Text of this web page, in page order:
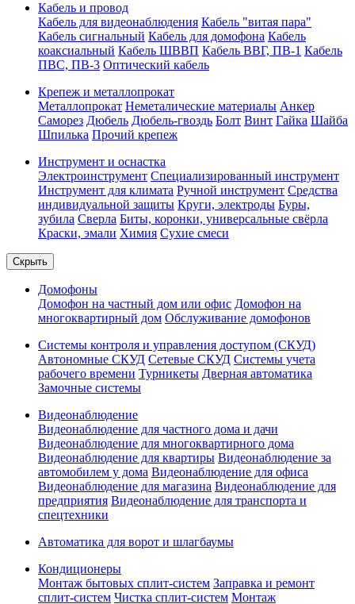
Кабель и провод
Кабель для видеонаблюдения Кабель "витая пара"
Кабель сигнальный Кабель для домофона Кабель
коаксиальный Кабель ШВВП Кабель ВВГ, ПВ-1 Кабель
ПВС, ПВ-3 Оптический кабель
Крепеж и металлопрокат
Металлопрокат Неметалические материалы Анкер
Саморез Дюбель Дюбель-гвоздь Болт Винт Гайка Шайба
Шпилька Прочий крепеж
Инструмент и оснастка
Электроинструмент Специализированный инструмент
Инструмент для климата Ручной инструмент Средства
индивидуальной защиты Круги, электроды Буры,
зубила Сверла Биты, коронки, универсальные свёрла
Краски, эмали Химия Сухие смеси
Скрыть
Домофоны
Домофон на частный дом или офис Домофон на
многоквартирный дом Обслуживание домофонов
Системы контроля и управления доступом (СКУД)
Автономные СКУД Сетевые СКУД Системы учета
рабочего времени Турникеты Дверная автоматика
Замочные системы
Видеонаблюдение
Видеонаблюдение для частного дома и дачи
Видеонаблюдение для многоквартирного дома
Видеонаблюдение для квартиры Видеонаблюдение за
автомобилем у дома Видеонаблюдение для офиса
Видеонаблюдение для магазина Видеонаблюдение для
предприятия Видеонаблюдение для транспорта и
спецтехники
Автоматика для ворот и шлагбаумы
Кондиционеры
Монтаж бытовых сплит-систем Заправка и ремонт
сплит-систем Чистка сплит-систем Монтаж